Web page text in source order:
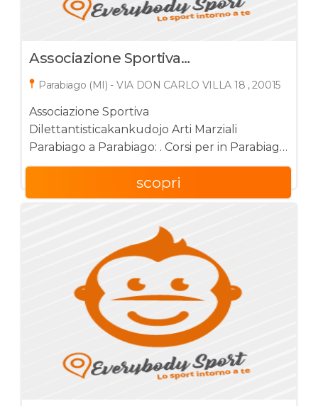
Associazione Sportiva
Dilettantisticakankudojo Arti Marziali
Parabiago (MI) - VIA DON CARLO VILLA 18 , 20015
Associazione Sportiva
Dilettantisticakankudojo Arti Marziali
Parabiago a Parabiago: . Corsi per in Parabiago
(MI) - VIA DON CARLO VILLA 18 , 20015
scopri